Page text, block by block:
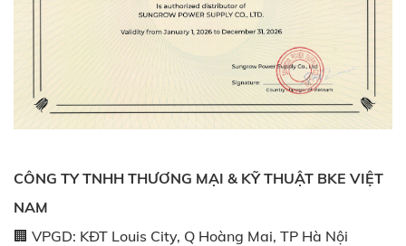
CÔNG TY TNHH THƯƠNG MẠI & KỸ THUẬT BKE VIỆT
NAM
🏢 VPGD: KĐT Louis City, Q Hoàng Mai, TP Hà Nội